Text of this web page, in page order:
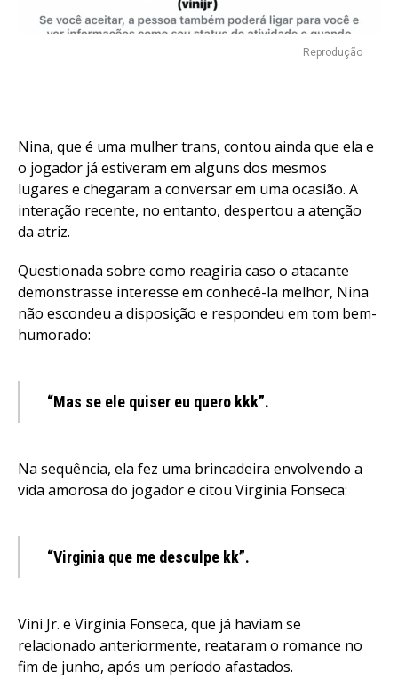
Reprodução
Nina, que é uma mulher trans, contou ainda que ela e
o jogador já estiveram em alguns dos mesmos
lugares e chegaram a conversar em uma ocasião. A
interação recente, no entanto, despertou a atenção
da atriz.
Questionada sobre como reagiria caso o atacante
demonstrasse interesse em conhecê-la melhor, Nina
não escondeu a disposição e respondeu em tom bem-
humorado:
“Mas se ele quiser eu quero kkk”.
Na sequência, ela fez uma brincadeira envolvendo a
vida amorosa do jogador e citou Virginia Fonseca:
“Virginia que me desculpe kk”.
Vini Jr. e Virginia Fonseca, que já haviam se
relacionado anteriormente, reataram o romance no
fim de junho, após um período afastados.
Flipboard
Reddit
Pinterest